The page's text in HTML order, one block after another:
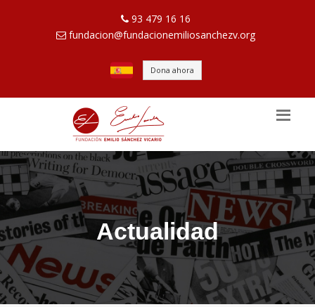
93 479 16 16
fundacion@fundacionemiliosanchezv.org
Dona ahora
Actualidad